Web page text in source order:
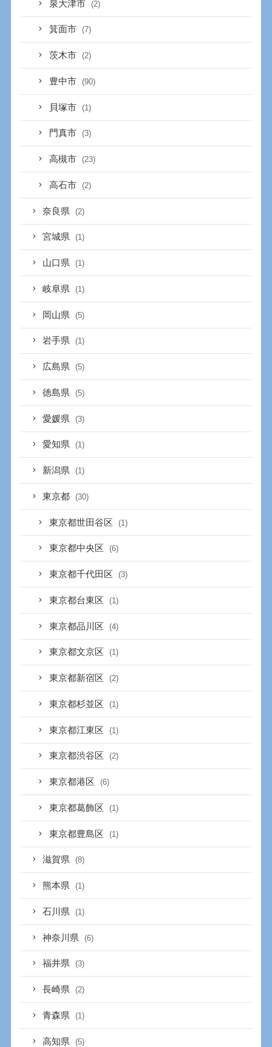
泉大津市 (2)
箕面市 (7)
茨木市 (2)
豊中市 (90)
貝塚市 (1)
門真市 (3)
高槻市 (23)
高石市 (2)
奈良県 (2)
宮城県 (1)
山口県 (1)
岐阜県 (1)
岡山県 (5)
岩手県 (1)
広島県 (5)
徳島県 (5)
愛媛県 (3)
愛知県 (1)
新潟県 (1)
東京都 (30)
東京都世田谷区 (1)
東京都中央区 (6)
東京都千代田区 (3)
東京都台東区 (1)
東京都品川区 (4)
東京都文京区 (1)
東京都新宿区 (2)
東京都杉並区 (1)
東京都江東区 (1)
東京都渋谷区 (2)
東京都港区 (6)
東京都葛飾区 (1)
東京都豊島区 (1)
滋賀県 (8)
熊本県 (1)
石川県 (1)
神奈川県 (6)
福井県 (3)
長崎県 (2)
青森県 (1)
高知県 (5)